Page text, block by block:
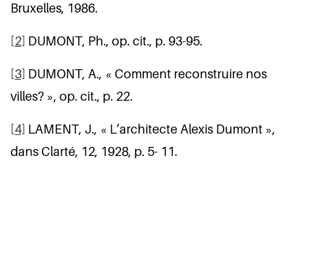
Bruxelles, 1986.
[2] DUMONT, Ph., op. cit., p. 93-95.
[3] DUMONT, A., « Comment reconstruire nos
villes? », op. cit., p. 22.
[4] LAMENT, J., « L’architecte Alexis Dumont »,
dans Clarté, 12, 1928, p. 5- 11.